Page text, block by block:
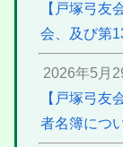
【戸塚弓友
会、及び第
2026年5月
【戸塚弓友
者名簿につ